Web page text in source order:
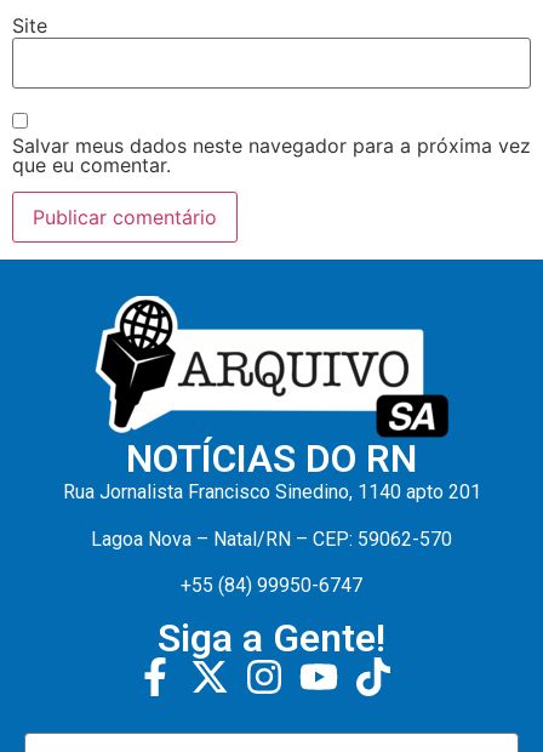
Site
Salvar meus dados neste navegador para a próxima vez
que eu comentar.
NOTÍCIAS DO RN
Rua Jornalista Francisco Sinedino, 1140 apto 201
Lagoa Nova – Natal/RN – CEP: 59062-570
+55 (84) 99950-6747
Siga a Gente!